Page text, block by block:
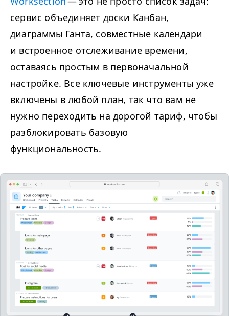
сервис объединяет доски Канбан,
диаграммы Ганта, совместные календари
и встроенное отслеживание времени,
оставаясь простым в первоначальной
настройке. Все ключевые инструменты уже
включены в любой план, так что вам не
нужно переходить на дорогой тариф, чтобы
разблокировать базовую
функциональность.